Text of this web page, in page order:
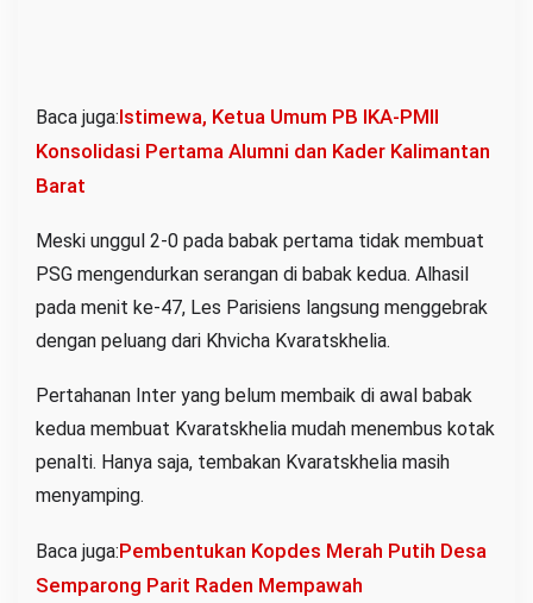
Baca juga:Istimewa, Ketua Umum PB IKA-PMII
Konsolidasi Pertama Alumni dan Kader Kalimantan
Barat
Meski unggul 2-0 pada babak pertama tidak membuat
PSG mengendurkan serangan di babak kedua. Alhasil
pada menit ke-47, Les Parisiens langsung menggebrak
dengan peluang dari Khvicha Kvaratskhelia.
Pertahanan Inter yang belum membaik di awal babak
kedua membuat Kvaratskhelia mudah menembus kotak
penalti. Hanya saja, tembakan Kvaratskhelia masih
menyamping.
Baca juga:Pembentukan Kopdes Merah Putih Desa
Semparong Parit Raden Mempawah